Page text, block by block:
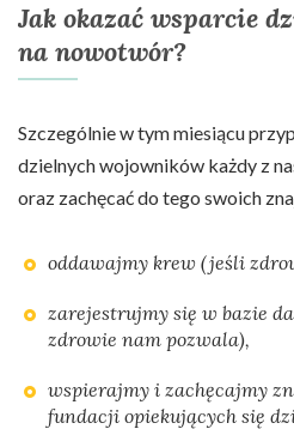
Jak okazać wsparcie
na nowotwór?
Szczególnie w tym miesiącu
dzielnych wojowników każdy z
oraz zachęcać do tego swoich
oddawajmy krew (jeśli
zarejestrujmy się w bazie
zdrowie nam pozwala),
wspierajmy i zachęcajmy
fundacji opiekujących się